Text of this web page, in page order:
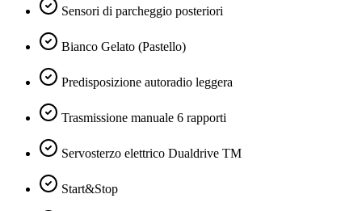
Sensori di parcheggio posteriori
Bianco Gelato (Pastello)
Predisposizione autoradio leggera
Trasmissione manuale 6 rapporti
Servosterzo elettrico Dualdrive TM
Start&Stop